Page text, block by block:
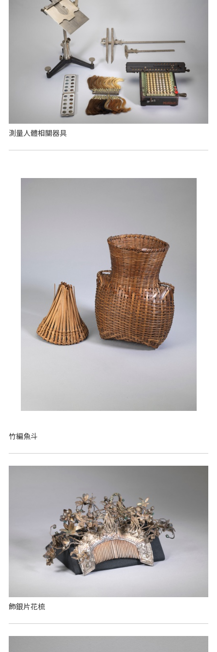
測量人體相關器具
竹編魚斗
飾銀片花梳